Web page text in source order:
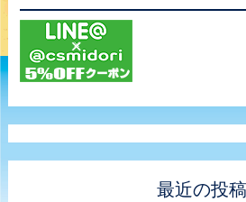
最近の投稿